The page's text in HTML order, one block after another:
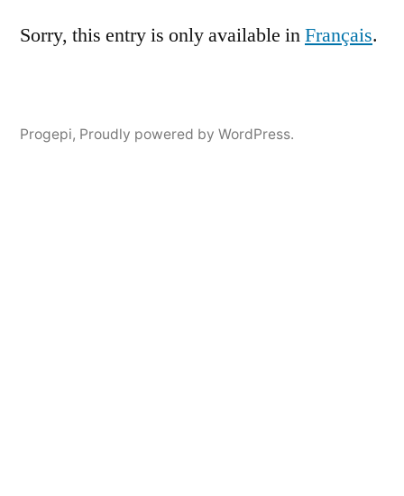
Sorry, this entry is only available inFrançais.
Progepi, Proudly powered by WordPress.